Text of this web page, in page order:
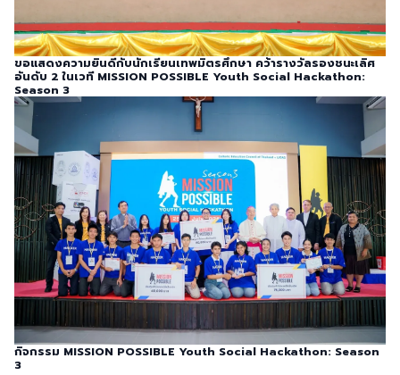
ขอแสดงความยินดีกับนักเรียนเทพมิตรศึกษา คว้ารางวัลรองชนะเลิศ
อันดับ 2 ในเวที MISSION POSSIBLE Youth Social Hackathon:
Season 3
กิจกรรม MISSION POSSIBLE Youth Social Hackathon: Season
3